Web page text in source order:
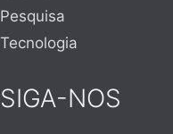
Pesquisa
Tecnologia
SIGA-NOS